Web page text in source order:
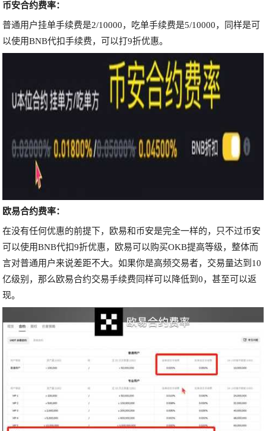
币安合约费率：
普通用户挂单手续费是2/10000，吃单手续费是5/10000，同样是可
以使用BNB代扣手续费，可以打9折优惠。
欧易合约费率：
在没有任何优惠的前提下，欧易和币安是完全一样的，只不过币安
可以使用BNB代扣9折优惠，欧易可以购买OKB提高等级，整体而
言对普通用户来说差距不大。如果你是高频交易者，交易量达到10
亿级别，那么欧易合约交易手续费同样可以降低到0，甚至可以返
现。